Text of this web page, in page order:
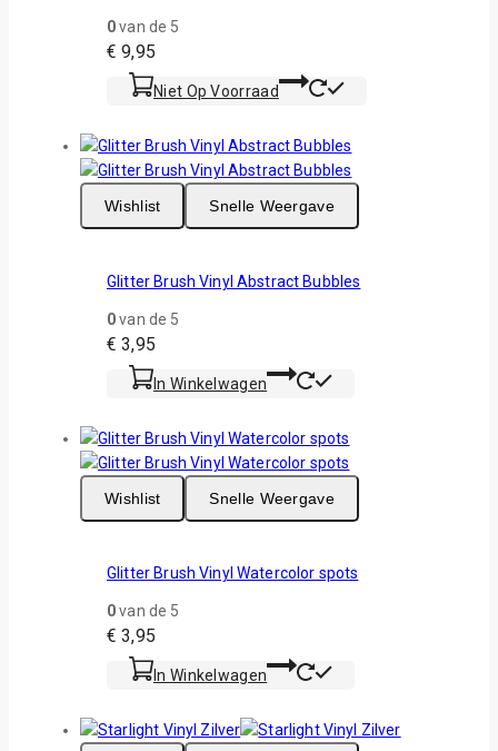
0van de 5
€ 9,95
Niet Op Voorraad
Wishlist Snelle Weergave
Glitter Brush Vinyl Abstract Bubbles
0van de 5
€ 3,95
In Winkelwagen
Wishlist Snelle Weergave
Glitter Brush Vinyl Watercolor spots
0van de 5
€ 3,95
In Winkelwagen